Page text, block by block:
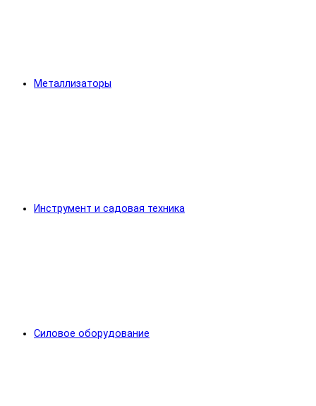
Металлизаторы
Инструмент и садовая техника
Силовое оборудование